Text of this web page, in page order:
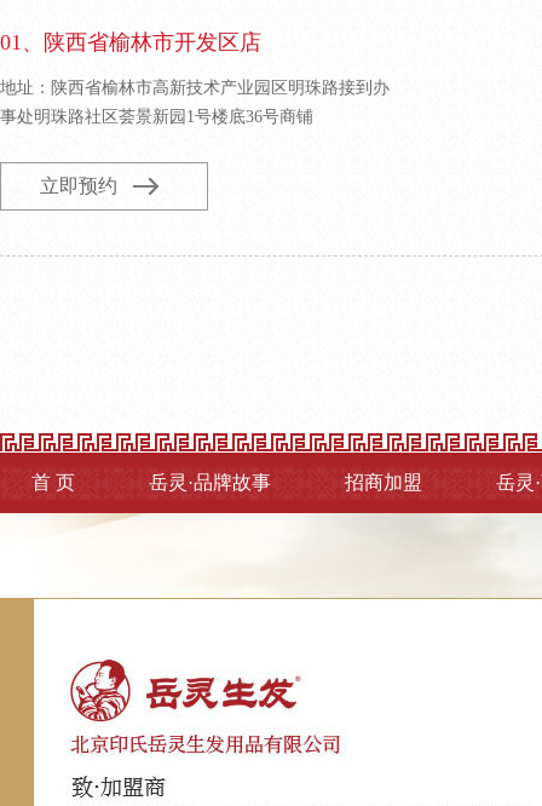
01、陕西省榆林市开发区店
地址：陕西省榆林市高新技术产业园区明珠路接到办
事处明珠路社区荟景新园1号楼底36号商铺
立即预约
首 页 岳灵·品牌故事 招商加盟 岳灵